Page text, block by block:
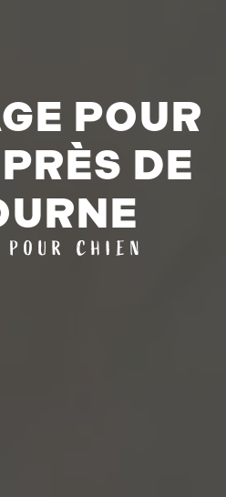
POUR
DE
POUR CHIEN